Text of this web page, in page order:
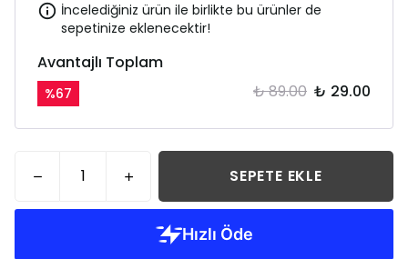
İncelediğiniz ürün ile birlikte bu ürünler de
sepetinize eklenecektir!
Avantajlı Toplam
%67 ₺ 89.00 ₺ 29.00
SEPETE EKLE